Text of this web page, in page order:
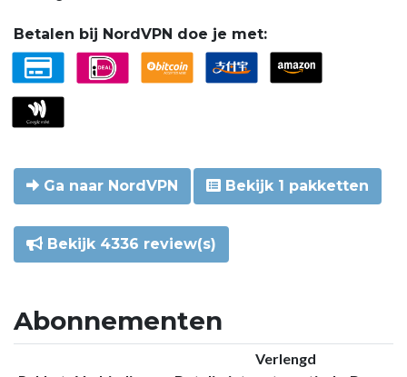
Betalen bij NordVPN doe je met:
Ga naar NordVPN Bekijk 1 pakketten
Bekijk 4336 review(s)
Abonnementen
Verlengd